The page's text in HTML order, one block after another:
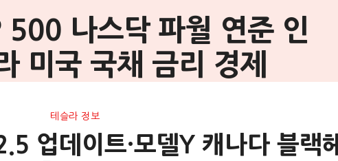
500 나스닥 파월 연준 인
미국 국채 금리 경제
테슬라 정보
업데이트·모델Y 캐나다 블랙헤